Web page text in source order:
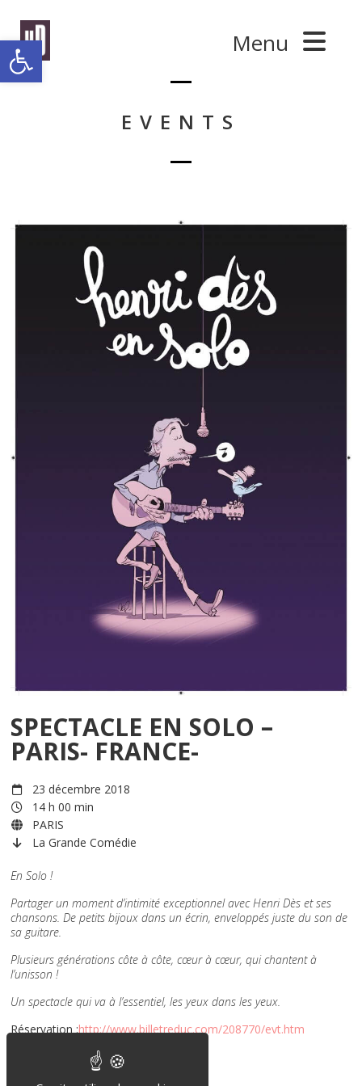
Ouvrir la barre d’outils
Menu
EVENTS
SPECTACLE EN SOLO –
PARIS- FRANCE-
23 décembre 2018
14 h 00 min
PARIS
La Grande Comédie
En Solo !
Partager un moment d’intimité exceptionnel avec Henri Dès et ses
chansons. De petits bijoux dans un écrin, enveloppés juste du son de
sa guitare.
Plusieurs générations côte à côte, cœur à cœur, qui chantent à
l’unisson !
Un spectacle qui va à l’essentiel, les yeux dans les yeux.
Réservation :http://www.billetreduc.com/208770/evt.htm